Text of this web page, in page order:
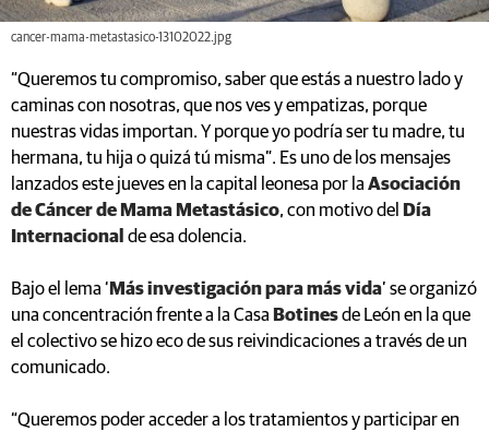
cancer-mama-metastasico-13102022.jpg
“Queremos tu compromiso, saber que estás a nuestro lado y
caminas con nosotras, que nos ves y empatizas, porque
nuestras vidas importan. Y porque yo podría ser tu madre, tu
hermana, tu hija o quizá tú misma”. Es uno de los mensajes
lanzados este jueves en la capital leonesa por la Asociación
de Cáncer de Mama Metastásico, con motivo del
Día
Internacional de esa dolencia.
Bajo el lema ‘ Más investigación para más vida’ se organizó
una concentración frente a la Casa Botinesde León en la que
el colectivo se hizo eco de sus reivindicaciones a través de un
comunicado.
“Queremos poder acceder a los tratamientos y participar en